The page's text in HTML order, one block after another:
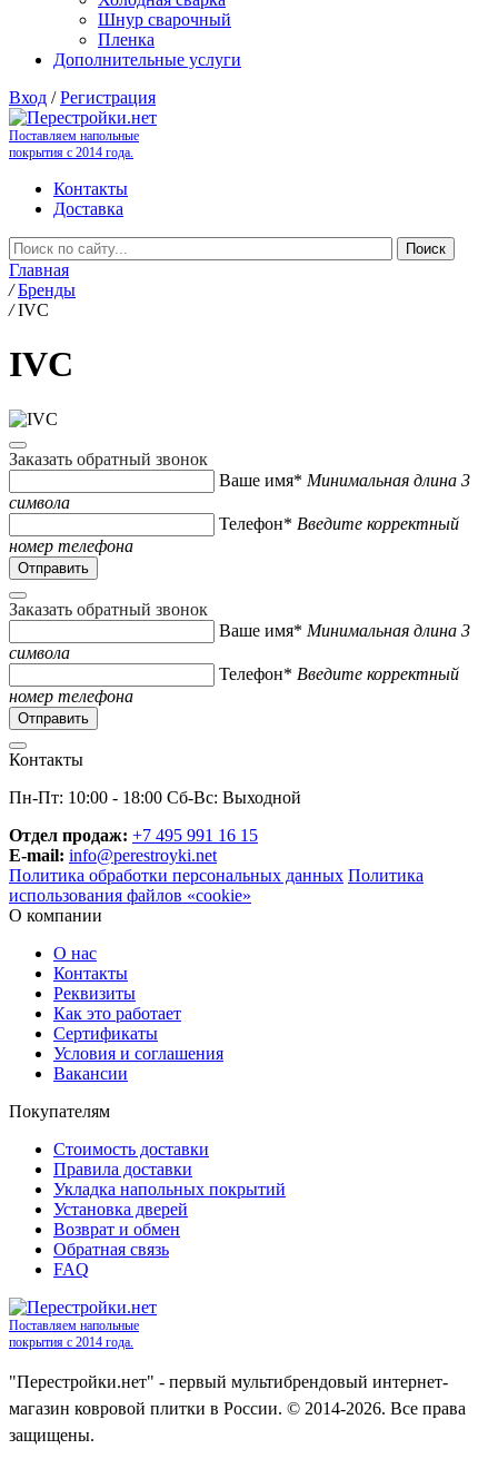
Шнур сварочный
Пленка
Дополнительные услуги
Вход /Регистрация
Поставляем напольные
покрытия с 2014 года.
Контакты
Доставка
Главная
/ Бренды
/ IVC
IVC
Заказать обратный звонок
Ваше имя* Минимальная длина 3
символа
Телефон* Введите корректный
номер телефона
Заказать обратный звонок
Ваше имя* Минимальная длина 3
символа
Телефон* Введите корректный
номер телефона
Контакты
Пн-Пт: 10:00 - 18:00 Сб-Вс: Выходной
Отдел продаж: +7 495 991 16 15
E-mail: info@perestroyki.net
Политика обработки персональных данных Политика
использования файлов «cookie»
О компании
О нас
Контакты
Реквизиты
Как это работает
Сертификаты
Условия и соглашения
Вакансии
Покупателям
Стоимость доставки
Правила доставки
Укладка напольных покрытий
Установка дверей
Возврат и обмен
Обратная связь
FAQ
Поставляем напольные
покрытия с 2014 года.
"Перестройки.нет" - первый мультибрендовый интернет-
магазин ковровой плитки в России. © 2014-2026. Все права
защищены.